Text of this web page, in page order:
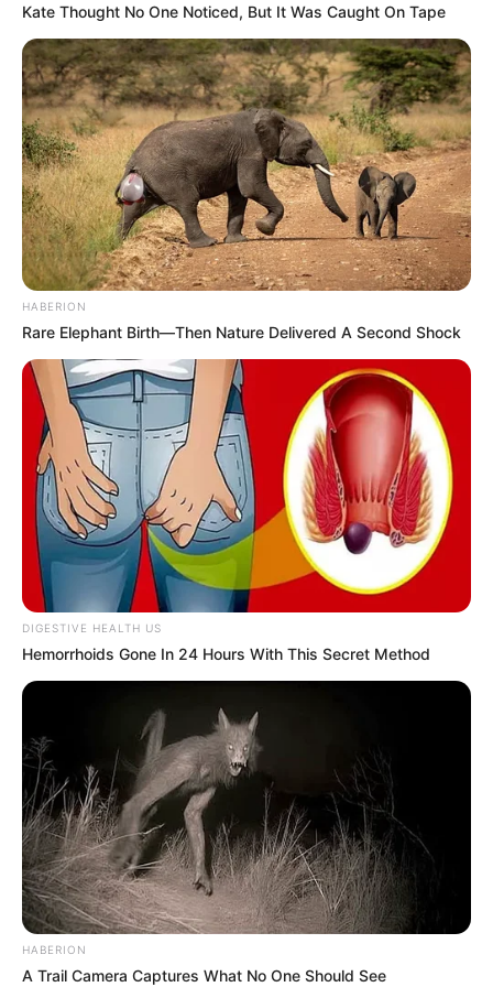
ΑΥΤΟ ΤΟ ΓΡΑΦΩ ΟΡΜΩΜΕΝΟΣ...
ΚΟΙΝΩΝΙΚΑ ΔΙΚΤΥΑ
FACEBOOK ΑΡΈΣΕΙ
YOUTUBE ΕΓΓΡΑΦΕΊΤΕ
EMAIL
Kate Thought No One Noticed, But It Was Caught On Tape
HABERION
Rare Elephant Birth—Then Nature Delivered A Second Shock
DIGESTIVE HEALTH US
Hemorrhoids Gone In 24 Hours With This Secret Method
HABERION
A Trail Camera Captures What No One Should See